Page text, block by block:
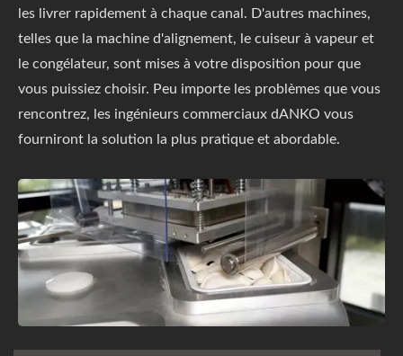
les livrer rapidement à chaque canal. D'autres machines,
telles que la machine d'alignement, le cuiseur à vapeur et
le congélateur, sont mises à votre disposition pour que
vous puissiez choisir. Peu importe les problèmes que vous
rencontrez, les ingénieurs commerciaux dANKO vous
fourniront la solution la plus pratique et abordable.